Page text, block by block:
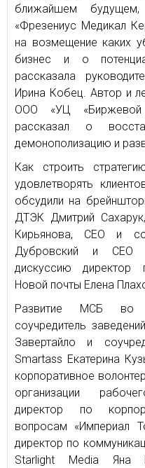
ближайшем будущем,
«Фрезениус Медикал
на возмещение каких
бизнес и о
рассказала
Ирина Кобец. Автор и
ООО «УЦ «Биржевой
рассказал о
демонополизацию и
Как строить
удовлетворять
обсудили на
ДТЭК Дмитрий
Кирьянова, СЕО и
Дубровский и СЕО
дискуссию директор
Новой почты Елена
Развитие МСБ во
соучредитель
Завертайло и
Smartass Екатерина
корпоративное
организации
директор по
вопросам «Империал
директор по
Starlight Media Яна